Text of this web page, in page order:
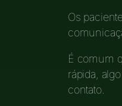
Os
É comum
rápida,
contato.